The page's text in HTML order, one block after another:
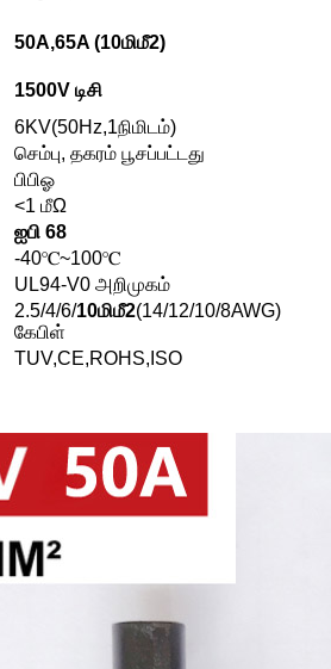
50A,65A (10மிமீ2)
1500V டிசி
6KV(50Hz,1நிமிடம்)
செம்பு, தகரம் பூசப்பட்டது
பிபிஓ
<1 மீΩ
ஐபி 68
-40℃~100℃
UL94-V0 அறிமுகம்
2.5/4/6/10மிமீ2(14/12/10/8AWG)
கேபிள்
TUV,CE,ROHS,ISO